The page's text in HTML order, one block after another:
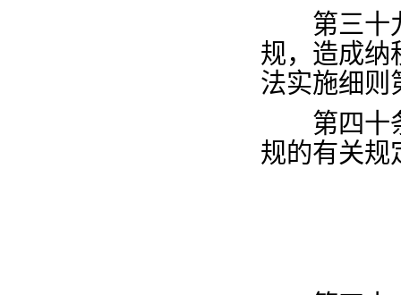
第三十
规，造成纳
法实施细则
第四十
规的有关规